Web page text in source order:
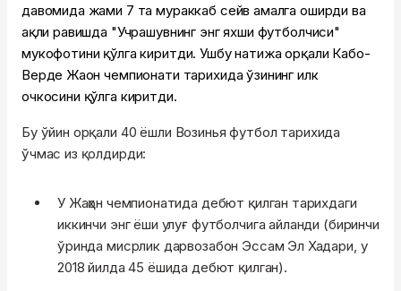
давомида жами 7 та мураккаб сейв амалга оширди ва
ҳақли равишда "Учрашувнинг энг яхши футболчиси"
мукофотини қўлга киритди. Ушбу натижа орқали Кабо-
Верде Жаҳон чемпионати тарихида ўзининг илк
очкосини қўлга киритди.
Бу ўйин орқали 40 ёшли Возинья футбол тарихида
ўчмас из қолдирди:
У Жаҳон чемпионатида дебют қилган тарихдаги
иккинчи энг ёши улуғ футболчига айланди (биринчи
ўринда мисрлик дарвозабон Эссам Эл Хадари, у
2018 йилда 45 ёшида дебют қилган).